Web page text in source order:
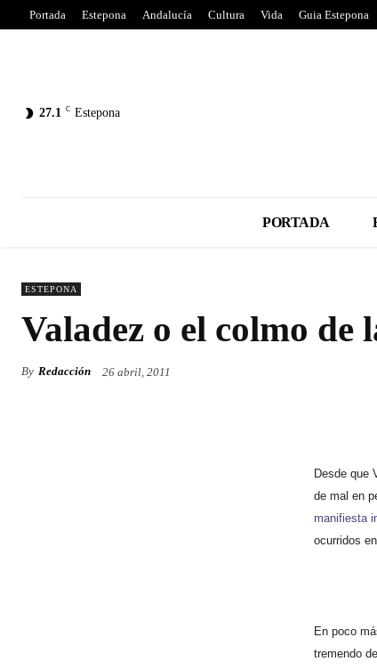
Portada Estepona Andalucía Cultura Vida Guia Estepona
27.1 C Estepona
PORTADA
ESTEPONA
Valadez o el colmo de
By Redacción 26 abril, 2011
Desde que
de mal en
manifiesta
ocurridos
En poco
tremendo